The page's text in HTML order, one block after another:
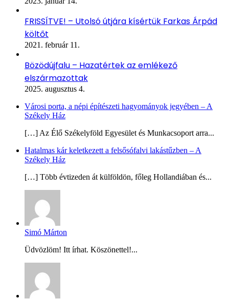
FRISSÍTVE! – Utolsó útjára kísértük Farkas Árpád
költőt
2021. február 11.
Bözödújfalu – Hazatértek az emlékező
elszármazottak
2025. augusztus 4.
Városi porta, a népi építészeti hagyományok jegyében – A
Székely Ház
[…] Az Élő Székelyföld Egyesület és Munkacsoport arra...
Hatalmas kár keletkezett a felsősófalvi lakástűzben – A
Székely Ház
[…] Több évtizeden át külföldön, főleg Hollandiában és...
Simó Márton
Üdvözlöm! Itt írhat. Köszönettel!...